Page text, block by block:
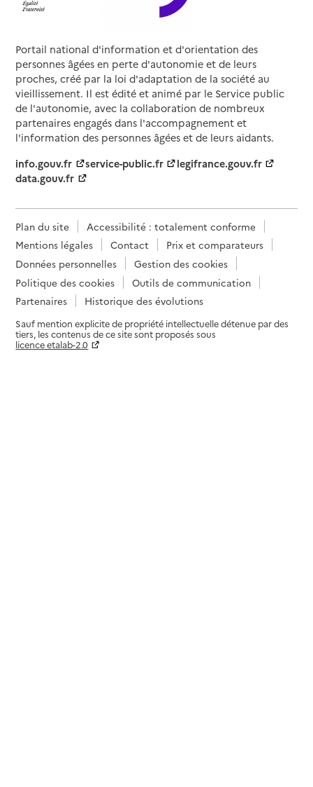
Portail national d'information et d'orientation des
personnes âgées en perte d'autonomie et de leurs
proches, créé par la loi d'adaptation de la société au
vieillissement. Il est édité et animé par le Service public
de l'autonomie, avec la collaboration de nombreux
partenaires engagés dans l'accompagnement et
l'information des personnes âgées et de leurs aidants.
info.gouv.fr
service-public.fr
legifrance.gouv.fr
data.gouv.fr
Plan du site
Accessibilité : totalement conforme
Mentions légales
Contact
Prix et comparateurs
Données personnelles
Gestion des cookies
Politique des cookies
Outils de communication
Partenaires
Historique des évolutions
Sauf mention explicite de propriété intellectuelle détenue par des
tiers, les contenus de ce site sont proposés sous
licence etalab-2.0